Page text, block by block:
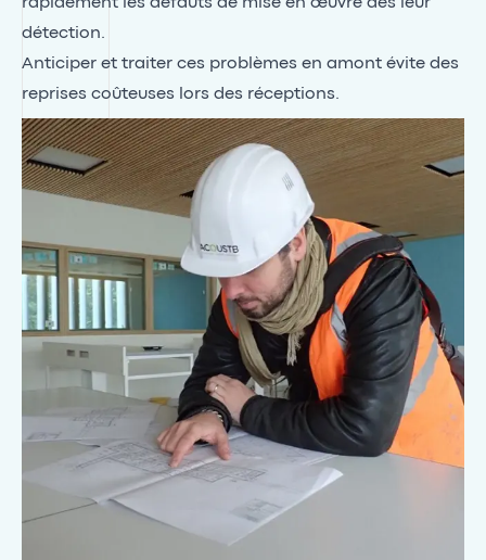
détection.
Anticiper et traiter ces problèmes en amont évite des
reprises coûteuses lors des réceptions.